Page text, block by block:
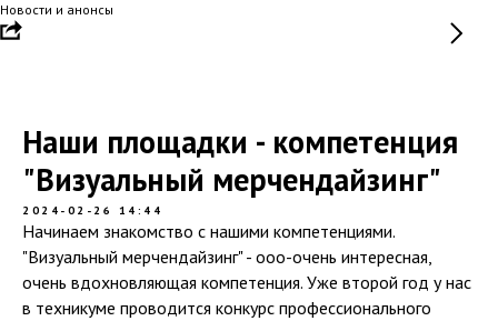
Новости и анонсы
Наши площадки - компетенция
"Визуальный мерчендайзинг"
2024-02-26 14:44
Начинаем знакомство с нашими компетенциями.
"Визуальный мерчендайзинг" - ооо-очень интересная,
очень вдохновляющая компетенция. Уже второй год у нас
в техникуме проводится конкурс профессионального